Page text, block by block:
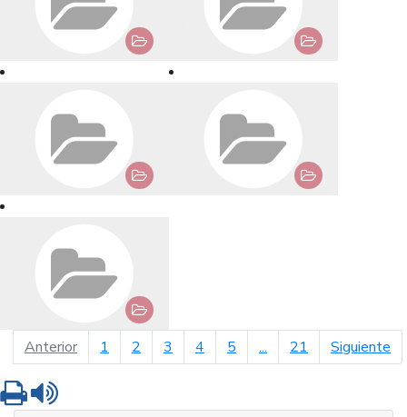
Anteriorpágina anterior
1 2 3 4 5 ... 21 Siguiente
Imprimir